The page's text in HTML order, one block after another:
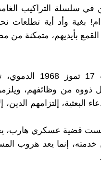
في سلسلة التراكيب
بغية وأد أية
بأيديهم، متمكنة من
كالمعتاد.. ومن
ذووه من وظائفهم،
البعثية، إلتزامهم الدين،
قضية عسكري هارب،
إنما يعد هروب